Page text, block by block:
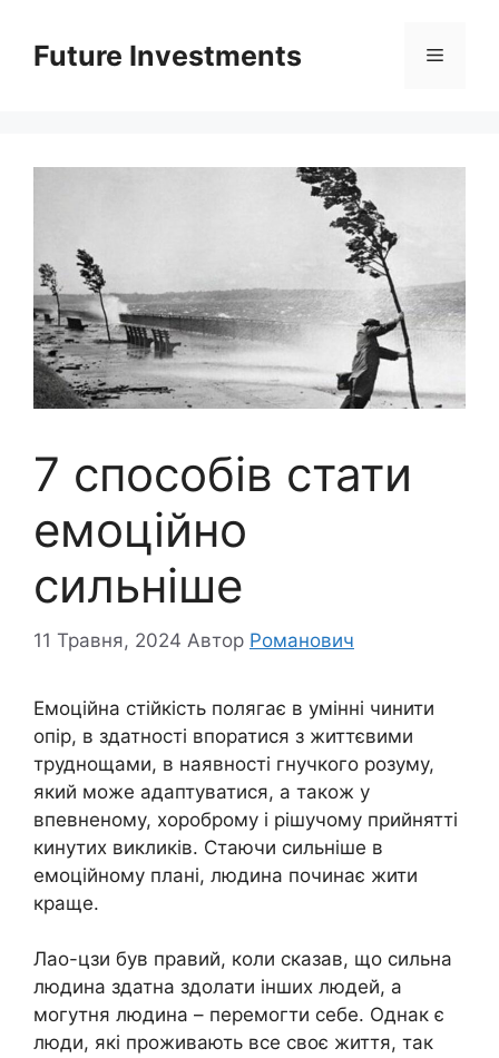
вмістуFuture Investments Меню
7 способів стати
емоційно
сильніше
11 Травня, 2024 Автор Романович
Емоційна стійкість полягає в умінні чинити
опір, в здатності впоратися з життєвими
труднощами, в наявності гнучкого розуму,
який може адаптуватися, а також у
впевненому, хороброму і рішучому прийнятті
кинутих викликів. Стаючи сильніше в
емоційному плані, людина починає жити
краще.
Лао-цзи був правий, коли сказав, що сильна
людина здатна здолати інших людей, а
могутня людина – перемогти себе. Однак є
люди, які проживають все своє життя, так